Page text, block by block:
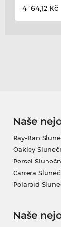
4 164,12 Kč
Naše
Ray-Ban
Oakley
Persol
Carrera
Polaroid
Naše